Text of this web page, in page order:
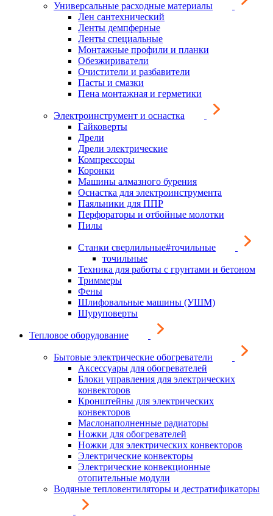
Универсальные расходные материалы
Лен сантехнический
Ленты демпферные
Ленты специальные
Монтажные профили и планки
Обезжириватели
Очистители и разбавители
Пасты и смазки
Пена монтажная и герметики
Электроинструмент и оснастка
Гайковерты
Дрели
Дрели электрические
Компрессоры
Коронки
Машины алмазного бурения
Оснастка для электроинструмента
Паяльники для ППР
Перфораторы и отбойные молотки
Пилы
Станки сверлильные#точильные
точильные
Техника для работы с грунтами и бетоном
Триммеры
Фены
Шлифовальные машины (УШМ)
Шуруповерты
Тепловое оборудование
Бытовые электрические обогреватели
Аксессуары для обогревателей
Блоки управления для электрических
конвекторов
Кронштейны для электрических
конвекторов
Маслонаполненные радиаторы
Ножки для обогревателей
Ножки для электрических конвекторов
Электрические конвекторы
Электрические конвекционные
отопительные модули
Водяные тепловентиляторы и дестратификаторы